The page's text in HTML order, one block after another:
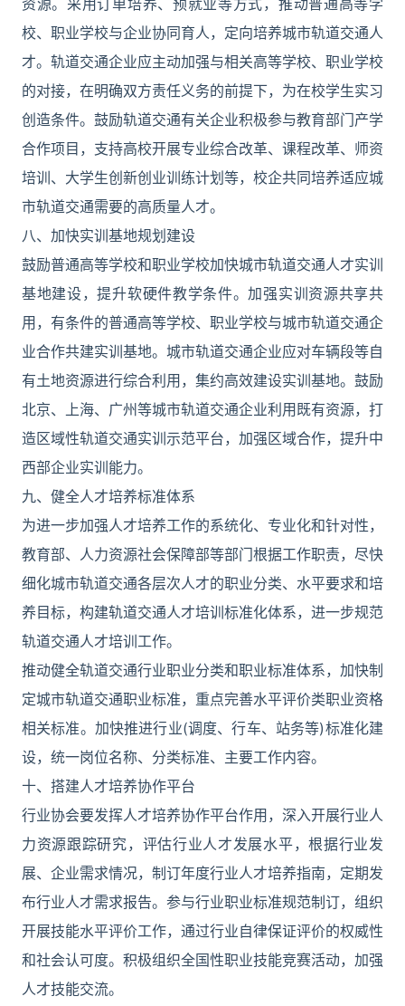
资源。采用订单培养、预就业等方式，推动普通高等学
校、职业学校与企业协同育人，定向培养城市轨道交通人
才。轨道交通企业应主动加强与相关高等学校、职业学校
的对接，在明确双方责任义务的前提下，为在校学生实习
创造条件。鼓励轨道交通有关企业积极参与教育部门产学
合作项目，支持高校开展专业综合改革、课程改革、师资
培训、大学生创新创业训练计划等，校企共同培养适应城
市轨道交通需要的高质量人才。
八、加快实训基地规划建设
鼓励普通高等学校和职业学校加快城市轨道交通人才实训
基地建设，提升软硬件教学条件。加强实训资源共享共
用，有条件的普通高等学校、职业学校与城市轨道交通企
业合作共建实训基地。城市轨道交通企业应对车辆段等自
有土地资源进行综合利用，集约高效建设实训基地。鼓励
北京、上海、广州等城市轨道交通企业利用既有资源，打
造区域性轨道交通实训示范平台，加强区域合作，提升中
西部企业实训能力。
九、健全人才培养标准体系
为进一步加强人才培养工作的系统化、专业化和针对性，
教育部、人力资源社会保障部等部门根据工作职责，尽快
细化城市轨道交通各层次人才的职业分类、水平要求和培
养目标，构建轨道交通人才培训标准化体系，进一步规范
轨道交通人才培训工作。
推动健全轨道交通行业职业分类和职业标准体系，加快制
定城市轨道交通职业标准，重点完善水平评价类职业资格
相关标准。加快推进行业(调度、行车、站务等)标准化建
设，统一岗位名称、分类标准、主要工作内容。
十、搭建人才培养协作平台
行业协会要发挥人才培养协作平台作用，深入开展行业人
力资源跟踪研究，评估行业人才发展水平，根据行业发
展、企业需求情况，制订年度行业人才培养指南，定期发
布行业人才需求报告。参与行业职业标准规范制订，组织
开展技能水平评价工作，通过行业自律保证评价的权威性
和社会认可度。积极组织全国性职业技能竞赛活动，加强
人才技能交流。